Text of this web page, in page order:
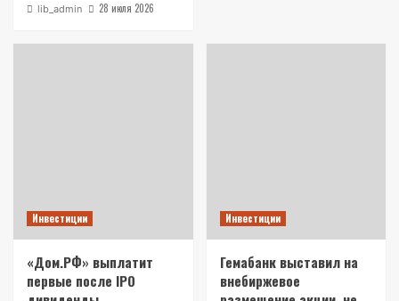
lib_admin 28 июля 2026
Инвестиции
«Дом.РФ» выплатит
первые после IPO
Инвестиции
Гемабанк выставил на
внебиржевое